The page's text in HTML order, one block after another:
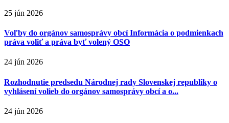
25 jún 2026
Voľby do orgánov samosprávy obcí Informácia o podmienkach
práva voliť a práva byť volený OSO
24 jún 2026
Rozhodnutie predsedu Národnej rady Slovenskej republiky o
vyhlásení volieb do orgánov samosprávy obcí a o...
24 jún 2026